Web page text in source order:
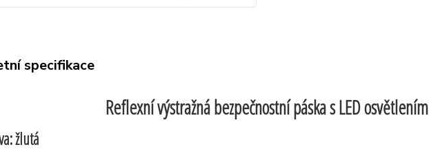
specifikace
Reflexní výstražná bezpečnostní páska s LED osvětlením
žlutá